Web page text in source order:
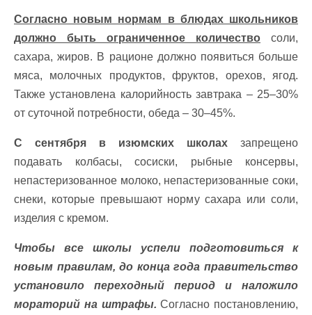
Согласно новым нормам в блюдах школьников
должно быть ограниченное количество соли,
сахара, жиров. В рационе должно появиться больше
мяса, молочных продуктов, фруктов, орехов, ягод.
Также установлена калорийность завтрака – 25–30%
от суточной потребности, обеда – 30–45%.
С сентября в изюмских школах запрещено
подавать колбасы, сосиски, рыбные консервы,
непастеризованное молоко, непастеризованные соки,
снеки, которые превышают норму сахара или соли,
изделия с кремом.
Чтобы все школы успели подготовиться к
новым правилам, до конца года правительство
установило переходный период и наложило
мораторий на штрафы. Согласно постановлению,